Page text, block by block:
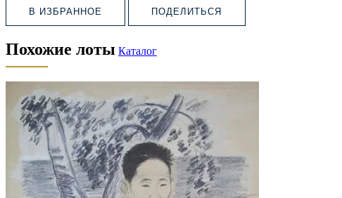
В ИЗБРАННОЕ ПОДЕЛИТЬСЯ
Похожие лоты Каталог